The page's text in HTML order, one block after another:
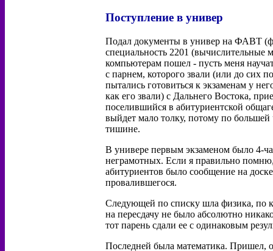
Поступление в универ
Подал документы в универ на ФАВТ
специальность 2201
компьютерам пошел - пусть меня
с парнем, которого звали (или до сих
пытались готовиться к экзаменам у
как его звали) с Дальнего Востока,
поселившийся в абитуриентской
выйдет мало толку, потому по большей
тишине.
В универе первым экзаменом было 4-
неграмотных. Если я правильно
абитуриентов было сообщение на
провалившегося.
Следующей по списку шла физика, по
на пересдачу не было абсолютно
тот парень сдали ее с одинаковым
Последней была математика. Пришел,